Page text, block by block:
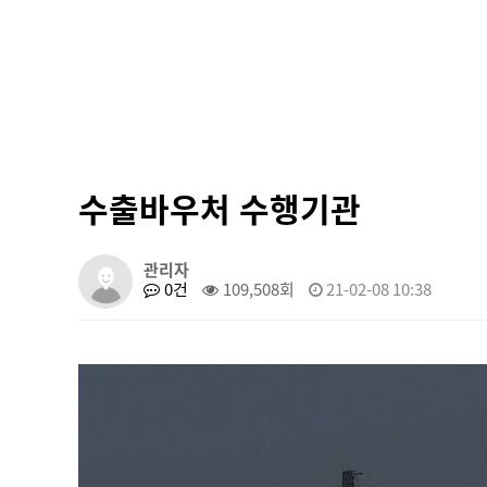
수출바우처 수행기관
관리자
0건
109,508회 21-02-08 10:38